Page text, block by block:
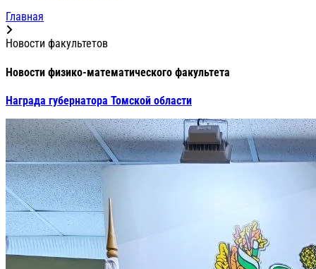
Главная
Новости факультетов
Новости физико-математического факультета
Награда губернатора Томской области